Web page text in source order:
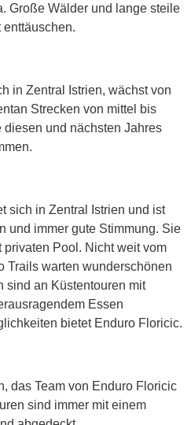
Große Wälder und lange steile
in Zentral Istrien, wächst von
Strecken von mittel bis
und nächsten Jahres
sich in Zentral Istrien und ist
und immer gute Stimmung. Sie
Pool. Nicht weit vom
Trails warten wunderschönen
sind an Küstentouren mit
Essen
bietet Enduro Floricic.
das Team von Enduro Floricic
sind immer mit einem